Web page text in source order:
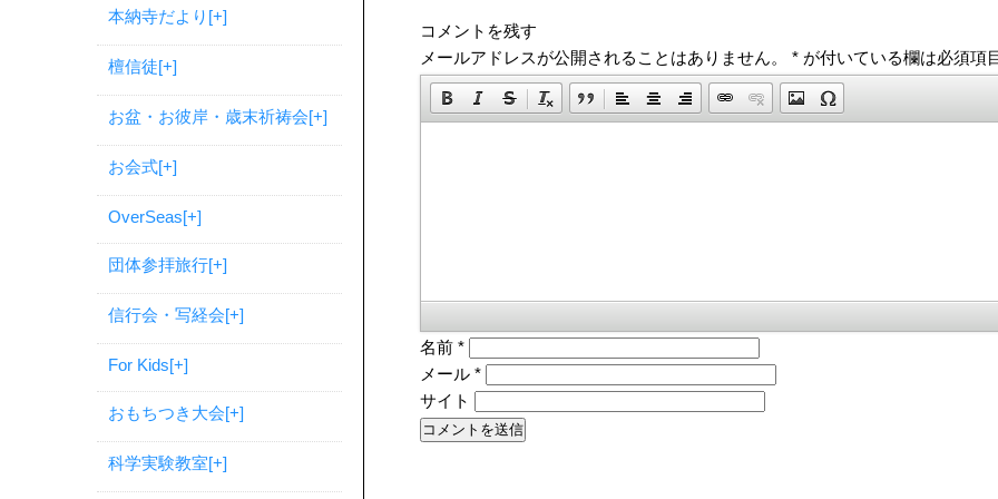
本納寺だより [+]
檀信徒[+]
お盆・お彼岸・歳末祈祷会[+]
お会式[+]
OverSeas[+]
団体参拝旅行[+]
信行会・写経会[+]
For Kids[+]
おもちつき大会[+]
科学実験教室[+]
コメントを残す
メールアドレスが公開されることはありません。
* が付いている欄は必須項
名前 *
メール *
サイト